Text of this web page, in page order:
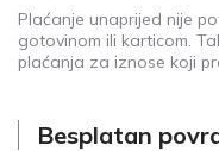
Plaćanje unaprijed nije
gotovinom ili karticom.
plaćanja za iznose koji
Besplatan